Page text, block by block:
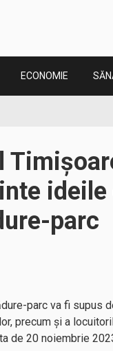
ECONOMIE
parc
parc va fi
precum și a
de 20 noiembrie